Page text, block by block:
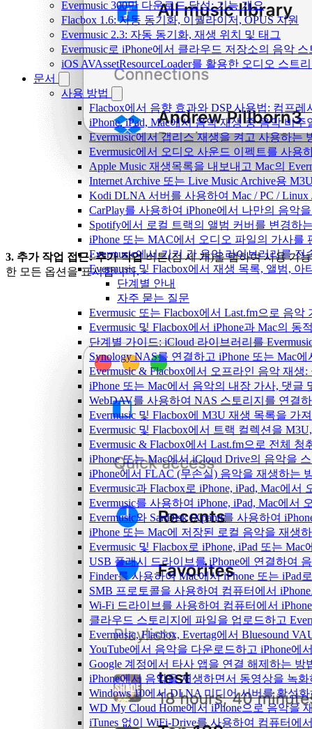
Evermusic 300만 다운로드 달성: 기능 개요
Flacbox 1.6: 자동 동기화, 이퀄라이저, OPUS 지원
Evermusic 2.3: 자동 동기화, 재생 위치 및 태그
Evermusic로 iPhone에서 클라우드 저장소의 음악
iOS AVAssetResourceLoader를 활용한 오디오 스트
문서
사용 방법
Flacbox에서 음향 효과와 DSP 사용법: 컴프
iPhone, iPad, Mac에서 음악 재생 중 음악 비
Evermusic에서 갭리스 재생을 켜고 사용하는
Evermusic에서 오디오 사운드 이펙트를 사
Apple Music 재생목록을 내보내고 Mac의
Internet Archive 또는 Live Music Archive용
Kodi DLNA 서버를 사용하여 Mac / PC /
CarPlay를 사용하여 iPhone에서 나만의 음악
Spotify에서 로컬 트랙의 앨범 커버를 변경하
iPhone 또는 MAC에서 오디오 파일의 가사를
Evermusic에서 기기 간 음악 라이브러리를
Evermusic 및 Flacbox에서 재생 목록, 앨범,
단계별 안내
자주 묻는 질문
Evermusic 또는 Flacbox에서 Last.fm으로 음
Evermusic 및 Flacbox에서 iPhone과 Mac의
단계별 가이드: iCloud 라이브러리를
Synology NAS를 연결하고 iPhone 또는 Mac
Evermusic & Flacbox에서 오프라인 음악 재
iPhone 또는 Mac에서 음악의 내장 가사, 댓글
WebDAV를 사용하여 NAS 스토리지를 연결
Evermusic 및 Flacbox에 M3U 재생 목록을 가
Evermusic 및 Flacbox에서 트랙 컬렉션을
Evermusic & Flacbox에서 Last.fm으로 전체 청
iPhone 또는 Mac에서 iCloud Drive의 음악을
iPhone에서 FLAC (무손실) 음악을 재생하는
Evermusic과 Flacbox로 iPhone, iPad, Mac에
Evermusic를 사용하여 iPhone, iPad, Mac에서
Evermusic와 SanDisk iXpand를 사용하여
iPhone 또는 Mac에 저장된 로컬 음악을 재생
Evermusic 및 Flacbox로 iPhone, iPad 또는
USB 플래시 드라이브를 iPhone에 연결하여
Finder를 사용하여 Mac에서 iPhone 또는 iPad
SMB 프로토콜을 사용하여 컴퓨터에서
Wi-Fi 드라이브를 사용하여 컴퓨터에서
클라우드 스토리지에 파일을 업로드하고
Evermusic, Flacbox, Evertag에서 Bluesound
YouTube에서 음악을 다운로드하고 iPhone에
Google 계정에서 타사 앱을 연결 해제하는 방
iPhone에서 음악을 재생하면서 동영상을 녹
Windows 10에서 DLNA 미디어 서버를 활성
WD My Cloud Home에서 iPhone으로 음악을
iTunes 없이 WiFi-Drive를 사용하여 컴퓨터에
3. 추가 작업 접근: 추가 작업버튼(점 세 개)을 탭하여 사용 가능
한 모든 옵션을 표시합니다.